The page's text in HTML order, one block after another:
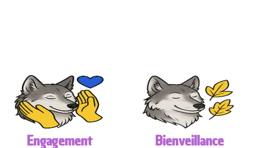
Engagement Bienveillance